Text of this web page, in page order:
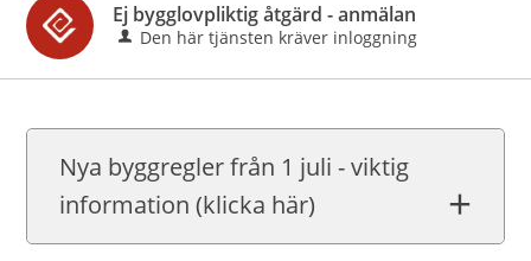
Ej bygglovpliktig åtgärd - anmälan
Den här tjänsten kräver inloggning
Nya byggregler från 1 juli - viktig
information (klicka här)